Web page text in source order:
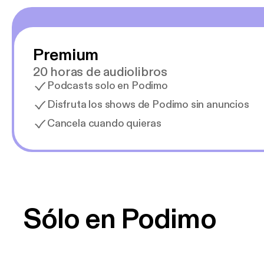
Premium
20 horas de audiolibros
Podcasts solo en Podimo
Disfruta los shows de Podimo sin anuncios
Cancela cuando quieras
Sólo en Podimo